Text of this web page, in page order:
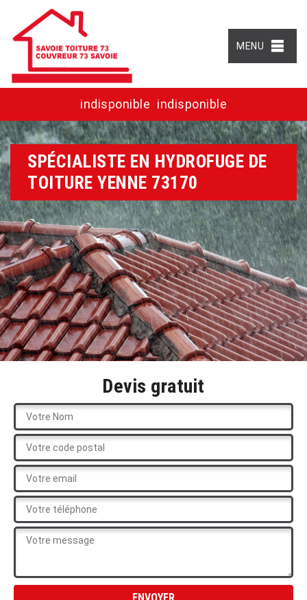
MENU
indisponible indisponible
SPÉCIALISTE EN HYDROFUGE DE
TOITURE YENNE 73170
Devis gratuit